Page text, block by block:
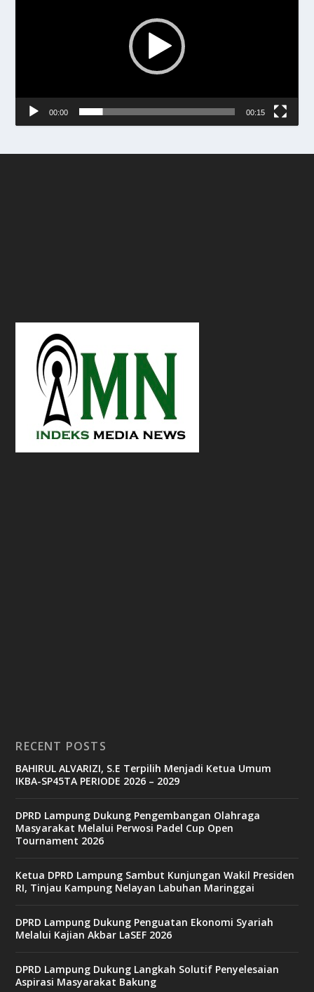
00:00 00:15
RECENT POSTS
BAHIRUL ALVARIZI, S.E Terpilih Menjadi Ketua Umum
IKBA-SP45TA PERIODE 2026 – 2029
DPRD Lampung Dukung Pengembangan Olahraga
Masyarakat Melalui Perwosi Padel Cup Open
Tournament 2026
Ketua DPRD Lampung Sambut Kunjungan Wakil Presiden
RI, Tinjau Kampung Nelayan Labuhan Maringgai
DPRD Lampung Dukung Penguatan Ekonomi Syariah
Melalui Kajian Akbar LaSEF 2026
DPRD Lampung Dukung Langkah Solutif Penyelesaian
Aspirasi Masyarakat Bakung